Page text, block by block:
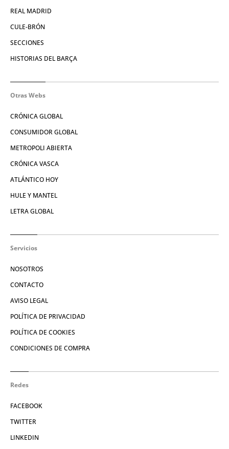
REAL MADRID
CULE-BRÓN
SECCIONES
HISTORIAS DEL BARÇA
Otras Webs
CRÓNICA GLOBAL
CONSUMIDOR GLOBAL
METROPOLI ABIERTA
CRÓNICA VASCA
ATLÁNTICO HOY
HULE Y MANTEL
LETRA GLOBAL
Servicios
NOSOTROS
CONTACTO
AVISO LEGAL
POLÍTICA DE PRIVACIDAD
POLÍTICA DE COOKIES
CONDICIONES DE COMPRA
Redes
FACEBOOK
TWITTER
LINKEDIN